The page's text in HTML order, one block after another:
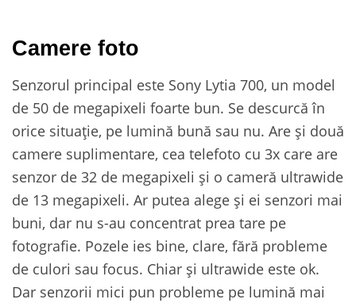
Camere foto
Senzorul principal este Sony Lytia 700, un model
de 50 de megapixeli foarte bun. Se descurcă în
orice situație, pe lumină bună sau nu. Are și două
camere suplimentare, cea telefoto cu 3x care are
senzor de 32 de megapixeli și o cameră ultrawide
de 13 megapixeli. Ar putea alege și ei senzori mai
buni, dar nu s-au concentrat prea tare pe
fotografie. Pozele ies bine, clare, fără probleme
de culori sau focus. Chiar și ultrawide este ok.
Dar senzorii mici pun probleme pe lumină mai